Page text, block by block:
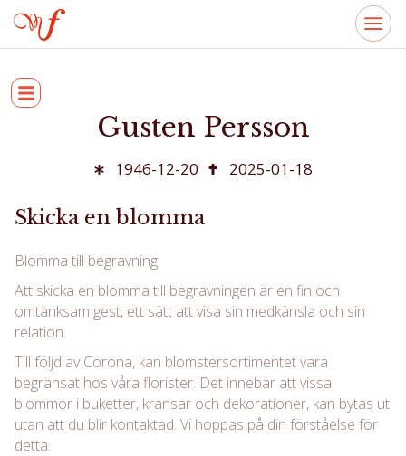
Gusten Persson
1946-12-20 2025-01-18
Skicka en blomma
Blomma till begravning
Att skicka en blomma till begravningen är en fin och
omtänksam gest, ett sätt att visa sin medkänsla och sin
relation.
Till följd av Corona, kan blomstersortimentet vara
begränsat hos våra florister. Det innebär att vissa
blommor i buketter, kransar och dekorationer, kan bytas ut
utan att du blir kontaktad. Vi hoppas på din förståelse för
detta.